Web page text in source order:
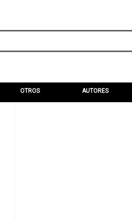
OTROS AUTORES